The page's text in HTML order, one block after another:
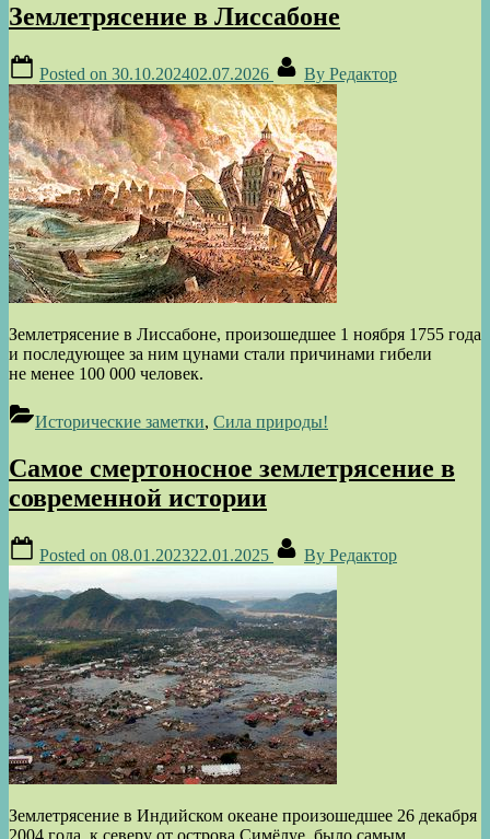
Землетрясение в Лиссабоне
Posted on 30.10.202402.07.2026 By Редактор
Землетрясение в Лиссабоне, произошедшее 1 ноября 1755 года
и последующее за ним цунами стали причинами гибели
не менее 100 000 человек.
Исторические заметки, Сила природы!
Самое смертоносное землетрясение в
современной истории
Posted on 08.01.202322.01.2025 By Редактор
Землетрясение в Индийском океане произошедшее 26 декабря
2004 года, к северу от острова Симёлуе, было самым